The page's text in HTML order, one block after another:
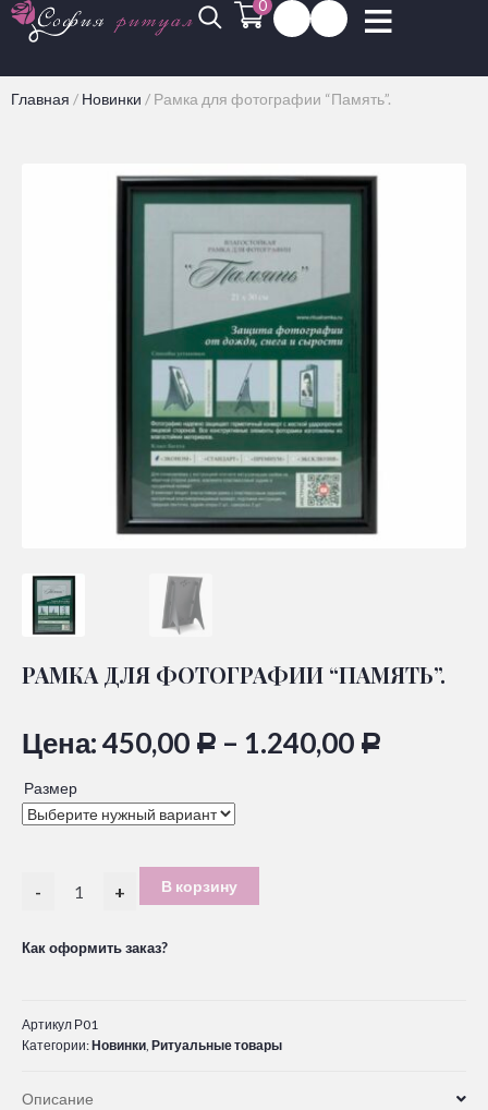
0
Главная / Новинки / Рамка для фотографии “Память”.
РАМКА ДЛЯ ФОТОГРАФИИ “ПАМЯТЬ”.
Цена:450,00 Р – 1.240,00 Р
Размер
- + В корзину
Как оформить заказ?
Артикул Р01
Категории:Новинки, Ритуальные товары
Описание